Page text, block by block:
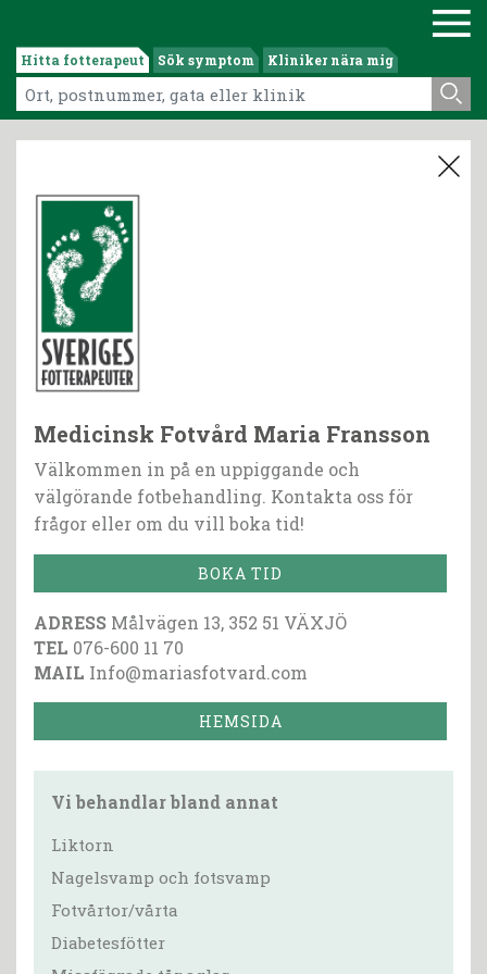
Hitta fotterapeut Sök symptom Kliniker nära mig
Medicinsk Fotvård Maria Fransson
Välkommen in på en uppiggande och
välgörande fotbehandling. Kontakta oss för
frågor eller om du vill boka tid!
BOKA TID
ADRESS Målvägen 13, 352 51 VÄXJÖ
TEL 076-600 11 70
MAIL Info@mariasfotvard.com
HEMSIDA
Vi behandlar bland annat
Liktorn
Nagelsvamp och fotsvamp
Fotvårtor/vårta
Diabetesfötter